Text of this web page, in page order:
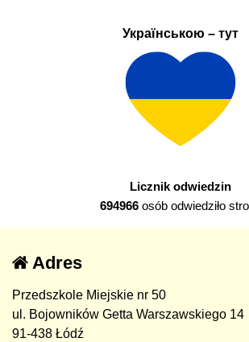
Українською – тут
Licznik odwiedzin
694966osób odwiedziło
Adres
Przedszkole Miejskie nr 50
ul. Bojowników Getta Warszawskiego 14
91-438 Łódź